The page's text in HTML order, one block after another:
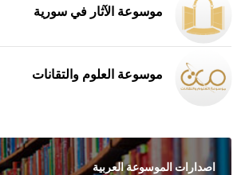
موسوعة الآثار في سورية
موسوعة العلوم والتقانات
اصدارات الموسوعة العربية